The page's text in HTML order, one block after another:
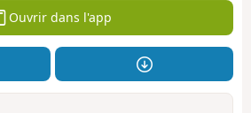
Ouvrir dans l'app